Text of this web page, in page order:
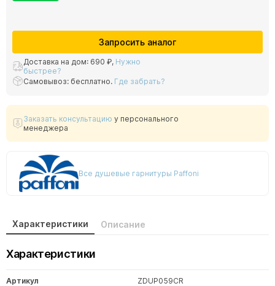
Запросить аналог
Доставка на дом: 690 ₽, Нужно
быстрее?
Самовывоз: бесплатно. Где забрать?
Заказать консультацию у персонального
менеджера
Все душевые гарнитуры Paffoni
Характеристики Описание
Характеристики
Артикул ZDUP059CR